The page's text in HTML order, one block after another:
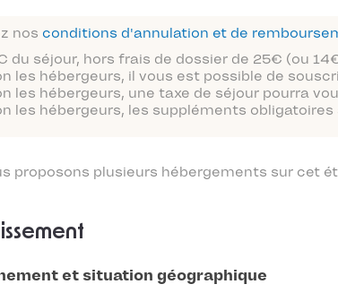
nos conditions d'annulation et de
du séjour, hors frais de dossier de 25€ (ou
les hébergeurs, il vous est possible de
les hébergeurs, une taxe de séjour pourra
les hébergeurs, les suppléments
proposons plusieurs hébergements sur cet
et situation géographique